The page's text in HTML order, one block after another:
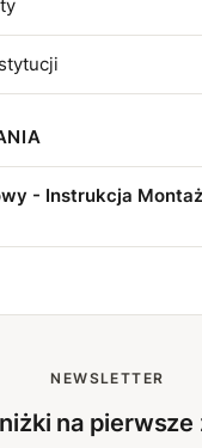
- Instrukcja
NEWSLETTER
na pierwsze